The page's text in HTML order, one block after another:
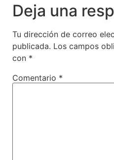
Deja una
Tu dirección de correo
publicada. Los campos
con *
Comentario *